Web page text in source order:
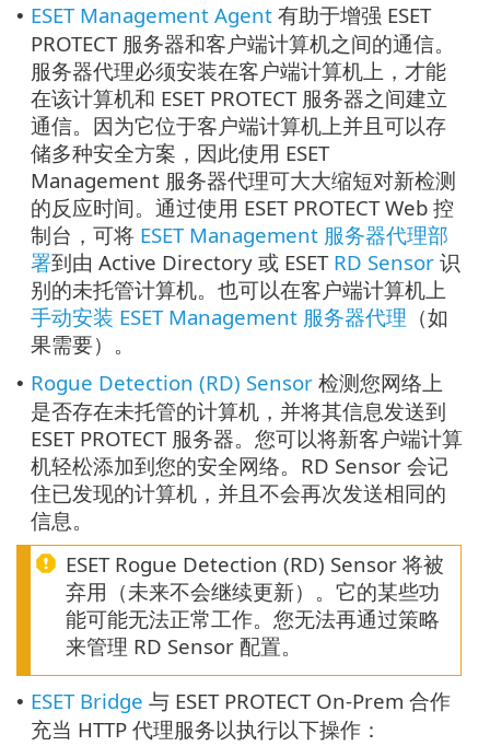
• ESET Management Agent 有助于增强 ESET
PROTECT 服务器和客户端计算机之间的通信。
服务器代理必须安装在客户端计算机上，才能
在该计算机和 ESET PROTECT 服务器之间建立
通信。因为它位于客户端计算机上并且可以存
储多种安全方案，因此使用 ESET
Management 服务器代理可大大缩短对新检测
的反应时间。通过使用 ESET PROTECT Web 控
制台，可将 ESET Management 服务器代理部
署到由 Active Directory 或 ESET RD Sensor 识
别的未托管计算机。也可以在客户端计算机上
手动安装 ESET Management 服务器代理 （如
果需要）。
• Rogue Detection (RD) Sensor 检测您网络上
是否存在未托管的计算机，并将其信息发送到
ESET PROTECT 服务器。您可以将新客户端计算
机轻松添加到您的安全网络。RD Sensor 会记
住已发现的计算机，并且不会再次发送相同的
信息。
ESET Rogue Detection (RD) Sensor 将被
弃用（未来不会继续更新）。它的某些功
能可能无法正常工作。您无法再通过策略
来管理 RD Sensor 配置。
• ESET Bridge 与 ESET PROTECT On-Prem 合作
充当 HTTP 代理服务以执行以下操作：